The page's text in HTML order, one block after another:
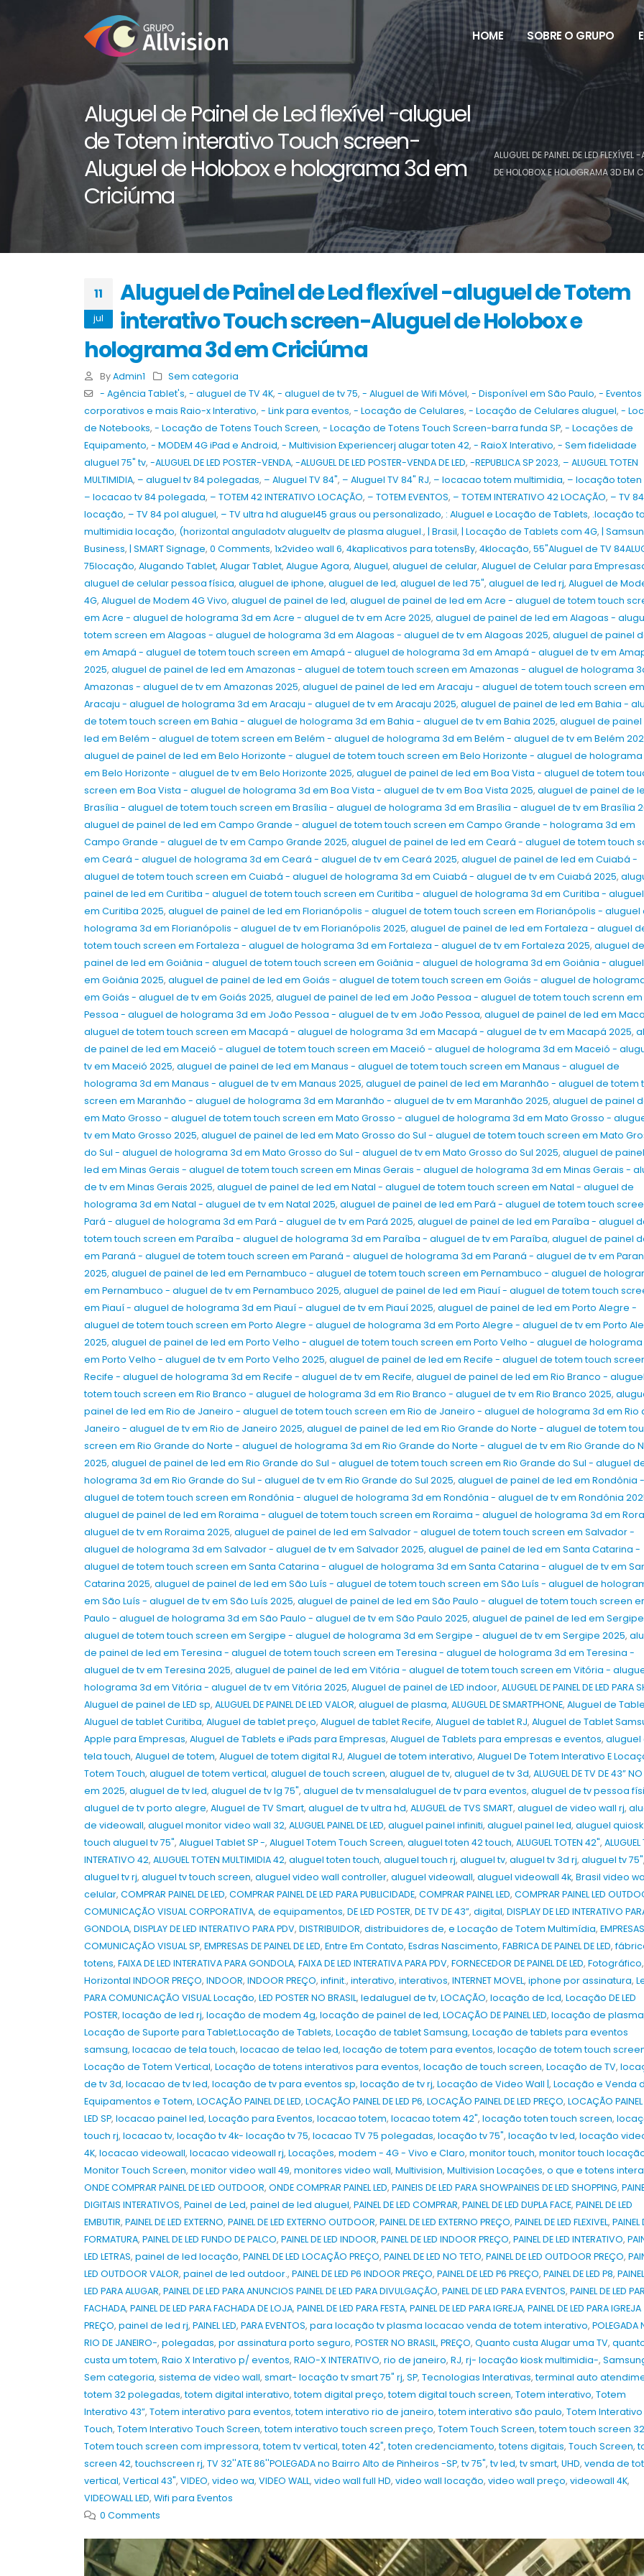
HOME SOBRE O GRUPO
Aluguel de Painel de Led flexível -aluguel
de Totem interativo Touch screen-
Aluguel de Holobox e holograma 3d em
Criciúma
ALUGUEL DE PAINEL DE LED
DE HOLOBOX E HOLOGRAMA 3D EM
11
jul
Aluguel de Painel de Led flexível -aluguel de Totem
interativo Touch screen-Aluguel de Holobox e
holograma 3d em Criciúma
By Admin1
Sem categoria
- Agência Tablet's, - aluguel de TV 4K, - aluguel de tv 75, - Aluguel de Wifi Móvel, - Disponível em São Paulo, - Eventos
corporativos e mais Raio-x Interativo, - Link para eventos, - Locação de Celulares, - Locação de Celulares aluguel, -
de Notebooks, - Locação de Totens Touch Screen, - Locação de Totens Touch Screen-barra funda SP, - Locações de
Equipamento, - MODEM 4G iPad e Android, - Multivision Experiencerj alugar toten 42, - RaioX Interativo, - Sem fidelidade
aluguel 75" tv, -ALUGUEL DE LED POSTER-VENDA, -ALUGUEL DE LED POSTER-VENDA DE LED, -REPUBLICA SP 2023, – ALUGUEL TOTEN
MULTIMIDIA, – aluguel tv 84 polegadas, – Aluguel TV 84", – Aluguel TV 84" RJ, – locacao totem multimidia, – locação toten
– locacao tv 84 polegada, – TOTEM 42 INTERATIVO LOCAÇÃO, – TOTEM EVENTOS, – TOTEM INTERATIVO 42 LOCAÇÃO, – TV 84
locação, – TV 84 pol aluguel, – TV ultra hd aluguel45 graus ou personalizado, : Aluguel e Locação de Tablets, .locação
multimidia locação, (horizontal anguladotv alugueltv de plasma aluguel., | Brasil, | Locação de Tablets com 4G, |
Business, | SMART Signage, 0 Comments, 1x2video wall 6, 4kaplicativos para totensBy, 4klocação, 55"Aluguel de TV
75locação, Alugando Tablet, Alugar Tablet, Alugue Agora, Aluguel, aluguel de celular, Aluguel de Celular para
aluguel de celular pessoa física, aluguel de iphone, aluguel de led, aluguel de led 75", aluguel de led rj, Aluguel de
4G, Aluguel de Modem 4G Vivo, aluguel de painel de led, aluguel de painel de led em Acre - aluguel de totem touch
em Acre - aluguel de holograma 3d em Acre - aluguel de tv em Acre 2025, aluguel de painel de led em Alagoas -
totem screen em Alagoas - aluguel de holograma 3d em Alagoas - aluguel de tv em Alagoas 2025, aluguel de painel
em Amapá - aluguel de totem touch screen em Amapá - aluguel de holograma 3d em Amapá - aluguel de tv em
2025, aluguel de painel de led em Amazonas - aluguel de totem touch screen em Amazonas - aluguel de holograma
Amazonas - aluguel de tv em Amazonas 2025, aluguel de painel de led em Aracaju - aluguel de totem touch screen em
Aracaju - aluguel de holograma 3d em Aracaju - aluguel de tv em Aracaju 2025, aluguel de painel de led em Bahia -
de totem touch screen em Bahia - aluguel de holograma 3d em Bahia - aluguel de tv em Bahia 2025, aluguel de painel
led em Belém - aluguel de totem screen em Belém - aluguel de holograma 3d em Belém - aluguel de tv em Belém
aluguel de painel de led em Belo Horizonte - aluguel de totem touch screen em Belo Horizonte - aluguel de holograma
em Belo Horizonte - aluguel de tv em Belo Horizonte 2025, aluguel de painel de led em Boa Vista - aluguel de totem
screen em Boa Vista - aluguel de holograma 3d em Boa Vista - aluguel de tv em Boa Vista 2025, aluguel de painel de
Brasília - aluguel de totem touch screen em Brasília - aluguel de holograma 3d em Brasília - aluguel de tv em Brasília
aluguel de painel de led em Campo Grande - aluguel de totem touch screen em Campo Grande - holograma 3d em
Campo Grande - aluguel de tv em Campo Grande 2025, aluguel de painel de led em Ceará - aluguel de totem touch
em Ceará - aluguel de holograma 3d em Ceará - aluguel de tv em Ceará 2025, aluguel de painel de led em Cuiabá -
aluguel de totem touch screen em Cuiabá - aluguel de holograma 3d em Cuiabá - aluguel de tv em Cuiabá 2025,
painel de led em Curitiba - aluguel de totem touch screen em Curitiba - aluguel de holograma 3d em Curitiba -
em Curitiba 2025, aluguel de painel de led em Florianópolis - aluguel de totem touch screen em Florianópolis - aluguel
holograma 3d em Florianópolis - aluguel de tv em Florianópolis 2025, aluguel de painel de led em Fortaleza - aluguel
totem touch screen em Fortaleza - aluguel de holograma 3d em Fortaleza - aluguel de tv em Fortaleza 2025, aluguel de
painel de led em Goiânia - aluguel de totem touch screen em Goiânia - aluguel de holograma 3d em Goiânia -
em Goiânia 2025, aluguel de painel de led em Goiás - aluguel de totem touch screen em Goiás - aluguel de
em Goiás - aluguel de tv em Goiás 2025, aluguel de painel de led em João Pessoa - aluguel de totem touch screnn
Pessoa - aluguel de holograma 3d em João Pessoa - aluguel de tv em João Pessoa, aluguel de painel de led em
aluguel de totem touch screen em Macapá - aluguel de holograma 3d em Macapá - aluguel de tv em Macapá 2025,
de painel de led em Maceió - aluguel de totem touch screen em Maceió - aluguel de holograma 3d em Maceió -
tv em Maceió 2025, aluguel de painel de led em Manaus - aluguel de totem touch screen em Manaus - aluguel de
holograma 3d em Manaus - aluguel de tv em Manaus 2025, aluguel de painel de led em Maranhão - aluguel de totem
screen em Maranhão - aluguel de holograma 3d em Maranhão - aluguel de tv em Maranhão 2025, aluguel de painel
em Mato Grosso - aluguel de totem touch screen em Mato Grosso - aluguel de holograma 3d em Mato Grosso -
tv em Mato Grosso 2025, aluguel de painel de led em Mato Grosso do Sul - aluguel de totem touch screen em Mato
do Sul - aluguel de holograma 3d em Mato Grosso do Sul - aluguel de tv em Mato Grosso do Sul 2025, aluguel de
led em Minas Gerais - aluguel de totem touch screen em Minas Gerais - aluguel de holograma 3d em Minas Gerais -
de tv em Minas Gerais 2025, aluguel de painel de led em Natal - aluguel de totem touch screen em Natal - aluguel de
holograma 3d em Natal - aluguel de tv em Natal 2025, aluguel de painel de led em Pará - aluguel de totem touch
Pará - aluguel de holograma 3d em Pará - aluguel de tv em Pará 2025, aluguel de painel de led em Paraíba - aluguel
totem touch screen em Paraíba - aluguel de holograma 3d em Paraíba - aluguel de tv em Paraíba, aluguel de painel
em Paraná - aluguel de totem touch screen em Paraná - aluguel de holograma 3d em Paraná - aluguel de tv em
2025, aluguel de painel de led em Pernambuco - aluguel de totem touch screen em Pernambuco - aluguel de
em Pernambuco - aluguel de tv em Pernambuco 2025, aluguel de painel de led em Piauí - aluguel de totem touch
em Piauí - aluguel de holograma 3d em Piauí - aluguel de tv em Piauí 2025, aluguel de painel de led em Porto Alegre -
aluguel de totem touch screen em Porto Alegre - aluguel de holograma 3d em Porto Alegre - aluguel de tv em Porto
2025, aluguel de painel de led em Porto Velho - aluguel de totem touch screen em Porto Velho - aluguel de holograma
em Porto Velho - aluguel de tv em Porto Velho 2025, aluguel de painel de led em Recife - aluguel de totem touch
Recife - aluguel de holograma 3d em Recife - aluguel de tv em Recife, aluguel de painel de led em Rio Branco -
totem touch screen em Rio Branco - aluguel de holograma 3d em Rio Branco - aluguel de tv em Rio Branco 2025,
painel de led em Rio de Janeiro - aluguel de totem touch screen em Rio de Janeiro - aluguel de holograma 3d em Rio
Janeiro - aluguel de tv em Rio de Janeiro 2025, aluguel de painel de led em Rio Grande do Norte - aluguel de totem
screen em Rio Grande do Norte - aluguel de holograma 3d em Rio Grande do Norte - aluguel de tv em Rio Grande do
2025, aluguel de painel de led em Rio Grande do Sul - aluguel de totem touch screen em Rio Grande do Sul - aluguel
holograma 3d em Rio Grande do Sul - aluguel de tv em Rio Grande do Sul 2025, aluguel de painel de led em Rondônia -
aluguel de totem touch screen em Rondônia - aluguel de holograma 3d em Rondônia - aluguel de tv em Rondônia
aluguel de painel de led em Roraima - aluguel de totem touch screen em Roraima - aluguel de holograma 3d em
aluguel de tv em Roraima 2025, aluguel de painel de led em Salvador - aluguel de totem touch screen em Salvador -
aluguel de holograma 3d em Salvador - aluguel de tv em Salvador 2025, aluguel de painel de led em Santa Catarina -
aluguel de totem touch screen em Santa Catarina - aluguel de holograma 3d em Santa Catarina - aluguel de tv em
Catarina 2025, aluguel de painel de led em São Luís - aluguel de totem touch screen em São Luís - aluguel de
em São Luís - aluguel de tv em São Luís 2025, aluguel de painel de led em São Paulo - aluguel de totem touch screen
Paulo - aluguel de holograma 3d em São Paulo - aluguel de tv em São Paulo 2025, aluguel de painel de led em
aluguel de totem touch screen em Sergipe - aluguel de holograma 3d em Sergipe - aluguel de tv em Sergipe 2025,
de painel de led em Teresina - aluguel de totem touch screen em Teresina - aluguel de holograma 3d em Teresina -
aluguel de tv em Teresina 2025, aluguel de painel de led em Vitória - aluguel de totem touch screen em Vitória -
holograma 3d em Vitória - aluguel de tv em Vitória 2025, Aluguel de painel de LED indoor, ALUGUEL DE PAINEL DE LED PARA
Aluguel de painel de LED sp, ALUGUEL DE PAINEL DE LED VALOR, aluguel de plasma, ALUGUEL DE SMARTPHONE, Aluguel de
Aluguel de tablet Curitiba, Aluguel de tablet preço, Aluguel de tablet Recife, Aluguel de tablet RJ, Aluguel de Tablet
Apple para Empresas, Aluguel de Tablets e iPads para Empresas, Aluguel de Tablets para empresas e eventos, aluguel
tela touch, Aluguel de totem, Aluguel de totem digital RJ, Aluguel de totem interativo, Aluguel De Totem Interativo E
Totem Touch, aluguel de totem vertical, aluguel de touch screen, aluguel de tv, aluguel de tv 3d, ALUGUEL DE TV DE 43”
em 2025, aluguel de tv led, aluguel de tv lg 75", aluguel de tv mensalaluguel de tv para eventos, aluguel de tv pessoa
aluguel de tv porto alegre, Aluguel de TV Smart, aluguel de tv ultra hd, ALUGUEL de TVS SMART, aluguel de video wall rj,
de videowall, aluguel monitor video wall 32, ALUGUEL PAINEL DE LED, aluguel painel infiniti, aluguel painel led, aluguel quiosk
touch aluguel tv 75", Aluguel Tablet SP -, Aluguel Totem Touch Screen, aluguel toten 42 touch, ALUGUEL TOTEN 42", ALUGUEL
INTERATIVO 42, ALUGUEL TOTEN MULTIMIDIA 42, aluguel toten touch, aluguel touch rj, aluguel tv, aluguel tv 3d rj, aluguel tv 75",
aluguel tv rj, aluguel tv touch screen, aluguel video wall controller, aluguel videowall, aluguel videowall 4k, Brasil video
celular, COMPRAR PAINEL DE LED, COMPRAR PAINEL DE LED PARA PUBLICIDADE, COMPRAR PAINEL LED, COMPRAR PAINEL LED
COMUNICAÇÃO VISUAL CORPORATIVA, de equipamentos, DE LED POSTER, DE TV DE 43”, digital, DISPLAY DE LED INTERATIVO
GONDOLA, DISPLAY DE LED INTERATIVO PARA PDV, DISTRIBUIDOR, distribuidores de, e Locação de Totem Multimídia,
COMUNICAÇÃO VISUAL SP, EMPRESAS DE PAINEL DE LED, Entre Em Contato, Esdras Nascimento, FABRICA DE PAINEL DE LED,
totens, FAIXA DE LED INTERATIVA PARA GONDOLA, FAIXA DE LED INTERATIVA PARA PDV, FORNECEDOR DE PAINEL DE LED, Fotográfico,
Horizontal INDOOR PREÇO, INDOOR, INDOOR PREÇO, infinit., interativo, interativos, INTERNET MOVEL, iphone por assinatura,
PARA COMUNICAÇÃO VISUAL Locação, LED POSTER NO BRASIL, ledaluguel de tv, LOCAÇÃO, locação de lcd, Locação DE LED
POSTER, locação de led rj, locação de modem 4g, locação de painel de led, LOCAÇÃO DE PAINEL LED, locação de plasma
Locação de Suporte para Tablet;Locação de Tablets, Locação de tablet Samsung, Locação de tablets para eventos
samsung, locacao de tela touch, locacao de telao led, locação de totem para eventos, locação de totem touch
Locação de Totem Vertical, Locação de totens interativos para eventos, locação de touch screen, Locação de TV,
de tv 3d, locacao de tv led, locação de tv para eventos sp, locação de tv rj, Locação de Video Wall |, Locação e Venda
Equipamentos e Totem, LOCAÇÃO PAINEL DE LED, LOCAÇÃO PAINEL DE LED P6, LOCAÇÃO PAINEL DE LED PREÇO, LOCAÇÃO PAINEL
LED SP, locacao painel led, Locação para Eventos, locacao totem, locacao totem 42", locação toten touch screen,
touch rj, locacao tv, locação tv 4k- locação tv 75, locacao TV 75 polegadas, locação tv 75", locação tv led, locação
4K, locacao videowall, locacao videowall rj, Locações, modem - 4G - Vivo e Claro, monitor touch, monitor touch
Monitor Touch Screen, monitor video wall 49, monitores video wall, Multivision, Multivision Locações, o que e totens
ONDE COMPRAR PAINEL DE LED OUTDOOR, ONDE COMPRAR PAINEL LED, PAINEIS DE LED PARA SHOWPAINEIS DE LED SHOPPING,
DIGITAIS INTERATIVOS, Painel de Led, painel de led aluguel, PAINEL DE LED COMPRAR, PAINEL DE LED DUPLA FACE, PAINEL DE LED
EMBUTIR, PAINEL DE LED EXTERNO, PAINEL DE LED EXTERNO OUTDOOR, PAINEL DE LED EXTERNO PREÇO, PAINEL DE LED FLEXIVEL, PAINEL
FORMATURA, PAINEL DE LED FUNDO DE PALCO, PAINEL DE LED INDOOR, PAINEL DE LED INDOOR PREÇO, PAINEL DE LED INTERATIVO,
LED LETRAS, painel de led locação, PAINEL DE LED LOCAÇÃO PREÇO, PAINEL DE LED NO TETO, PAINEL DE LED OUTDOOR PREÇO,
LED OUTDOOR VALOR, painel de led outdoor., PAINEL DE LED P6 INDOOR PREÇO, PAINEL DE LED P6 PREÇO, PAINEL DE LED P8,
LED PARA ALUGAR, PAINEL DE LED PARA ANUNCIOS PAINEL DE LED PARA DIVULGAÇÃO, PAINEL DE LED PARA EVENTOS, PAINEL DE LED
FACHADA, PAINEL DE LED PARA FACHADA DE LOJA, PAINEL DE LED PARA FESTA, PAINEL DE LED PARA IGREJA, PAINEL DE LED PARA IGREJA
PREÇO, painel de led rj, PAINEL LED, PARA EVENTOS, para locação tv plasma locacao venda de totem interativo, POLEGADA
RIO DE JANEIRO-, polegadas, por assinatura porto seguro, POSTER NO BRASIL, PREÇO, Quanto custa Alugar uma TV,
custa um totem, Raio X Interativo p/ eventos, RAIO-X INTERATIVO, rio de janeiro, RJ, rj- locação kiosk multimidia-,
Sem categoria, sistema de video wall, smart- locação tv smart 75" rj, SP, Tecnologias Interativas, terminal auto
totem 32 polegadas, totem digital interativo, totem digital preço, totem digital touch screen, Totem interativo, Totem
Interativo 43”, Totem interativo para eventos, totem interativo rio de janeiro, totem interativo são paulo, Totem Interativo
Touch, Totem Interativo Touch Screen, totem interativo touch screen preço, Totem Touch Screen, totem touch screen 32
Totem touch screen com impressora, totem tv vertical, toten 42", toten credenciamento, totens digitais, Touch Screen,
screen 42, touchscreen rj, TV 32''ATE 86''POLEGADA no Bairro‎ Alto de Pinheiros‎ -SP, tv 75", tv led, tv smart, UHD, venda de
vertical, Vertical 43", VIDEO, video wa, VIDEO WALL, video wall full HD, video wall locação, video wall preço, videowall 4K,
VIDEOWALL LED, Wifi para Eventos
0 Comments
Aluguel e Venda de Painel de LED,
Totens Interativos, Óculos VR e TVs
em São Paulo e Campinas para o
Salão do Automóvel de São Paulo
2026
8 de julho de 2026
Aluguel e Venda de Painel de LED,
Totens Interativos, Óculos VR e TVs
em São Paulo e Embu das Artes para
a Bett Brasil 2026
8 de julho de 2026
Aluguel e Venda de Painel de LED,
Totens Interativos, Óculos VR e TVs
em São Paulo e Taboão da Serra para
a CONARH 2026
8 de julho de 2026
Aluguel e Venda de Painel de LED,
Totens Interativos, Óculos VR e TVs
em São Paulo e São Caetano do Sul
para a FENASUCRO & AGROCANA
2026
8 de julho de 2026
Aluguel e Venda de Painel de LED,
Totens Interativos, Óculos VR e TVs
em São Paulo e Cotia para a FISPAL
Tecnologia 2026
8 de julho de 2026
Aluguel e Venda de Painel de LED,
Totens Interativos, Óculos VR e TVs
em São Paulo e Mogi das Cruzes para
a Expo Revestir 2026
8 de julho de 2026
Aluguel e Venda de Painel
Totens Interativos, Óculos
em São Paulo e Campinas
Salão do Automóvel de
2026
8 de julho de 2026
Aluguel e Venda de Painel
Totens Interativos, Óculos
em São Paulo e Embu das
a Bett Brasil 2026
8 de julho de 2026
Aluguel e Venda de Painel
Totens Interativos, Óculos
em São Paulo e Taboão
a CONARH 2026
8 de julho de 2026